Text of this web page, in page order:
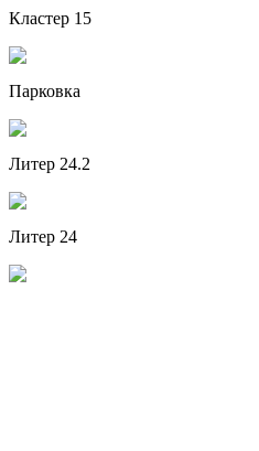
Кластер 15
Парковка
Литер 24.2
Литер 24